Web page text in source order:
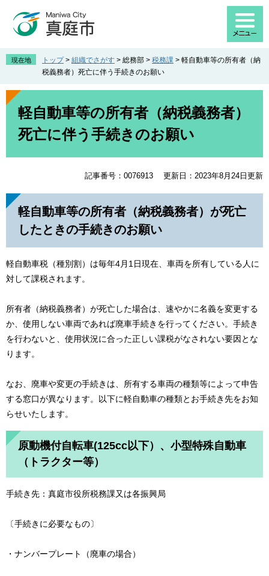
先
。
を
て
現在地 トップ > 組織でさがす > 総務部 > 税務課 > 軽自動車等の所有者（納
税義務者）死亡に伴う手続きのお願い
本
軽自動車等の所有者（納税義務者）
死亡に伴う手続きのお願い
記事番号：0076913 更新日：2023年8月24日更新
軽自動車等の所有者（納税義務者）が死亡
したときの手続きのお願い
軽自動車税（種別割）は毎年4月1日現在、車両を所有している人に
対して課税されます。
所有者（納税義務者）が死亡した場合は、速やかに名義を変更する
か、使用しない車両であれば廃車手続きを行ってください。手続き
を行わないと、使用状況に合った正しい課税がなされない要因とな
ります。
なお、廃車や変更の手続きは、所有する車両の種類等によって申告
する窓口が異なります。以下に軽自動車の種類とお手続き先をお知
らせいたします。
原動機付自転車(125cc以下）、小型特殊自動車
（トラクター等）
手続き先：真庭市役所税務課又は各振興局
〔手続きに必要なもの〕
・ナンバープレート（廃車の場合）